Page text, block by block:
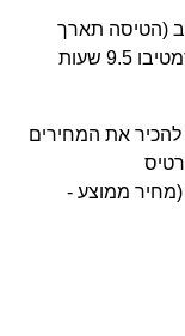
(הטיסה תארך
כעשר שעות). אז, עם אירופלוט תנחתו בשרמטיבו 9.5 שעות
להכיר את המחירים
במחיר של 28,000 רובל (מחיר ממוצע -